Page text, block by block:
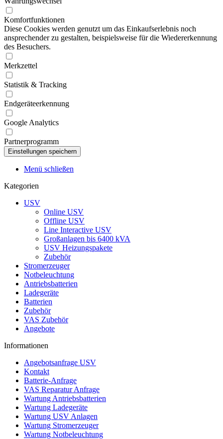
Komfortfunktionen
Diese Cookies werden genutzt um das Einkaufserlebnis noch
ansprechender zu gestalten, beispielsweise für die Wiedererkennung
des Besuchers.
Merkzettel
Statistik & Tracking
Endgeräteerkennung
Google Analytics
Partnerprogramm
Menü schließen
Kategorien
USV
Online USV
Offline USV
Line Interactive USV
Großanlagen bis 6400 kVA
USV Heizungspakete
Zubehör
Stromerzeuger
Notbeleuchtung
Antriebsbatterien
Ladegeräte
Batterien
Zubehör
VAS Zubehör
Angebote
Informationen
Angebotsanfrage USV
Kontakt
Batterie-Anfrage
VAS Reparatur Anfrage
Wartung Antriebsbatterien
Wartung Ladegeräte
Wartung USV Anlagen
Wartung Stromerzeuger
Wartung Notbeleuchtung